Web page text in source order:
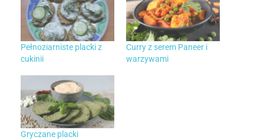
Pełnoziarniste placki z
cukinii
Curry z serem Paneer i
warzywami
Gryczane placki